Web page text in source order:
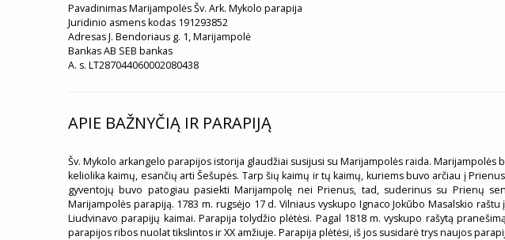
Pavadinimas Marijampolės Šv. Ark. Mykolo parapija
Juridinio asmens kodas 191293852
Adresas J. Bendoriaus g. 1, Marijampolė
Bankas AB SEB bankas
A. s. LT287044060002080438
APIE BAŽNYČIĄ IR PARAPIJĄ
Šv. Mykolo arkangelo parapijos istorija glaudžiai susijusi su Marijampolės raida.
keliolika kaimų, esančių arti Šešupės. Tarp šių kaimų ir tų kaimų, kuriems buvo arčiau į
gyventojų buvo patogiau pasiekti Marijampolę nei Prienus, tad, suderinus su Prienų
Marijampolės parapiją. 1783 m. rugsėjo 17 d. Vilniaus vyskupo Ignaco Jokūbo Masalskio
Liudvinavo parapijų kaimai. Parapija tolydžio plėtėsi. Pagal 1818 m. vyskupo rašytą
parapijos ribos nuolat tikslintos ir XX amžiuje. Parapija plėtėsi, iš jos susidarė trys naujos